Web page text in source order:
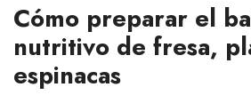
Cómo preparar el
nutritivo de fresa,
espinacas